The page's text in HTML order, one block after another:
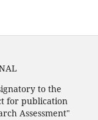
to the
for publication
Assessment"